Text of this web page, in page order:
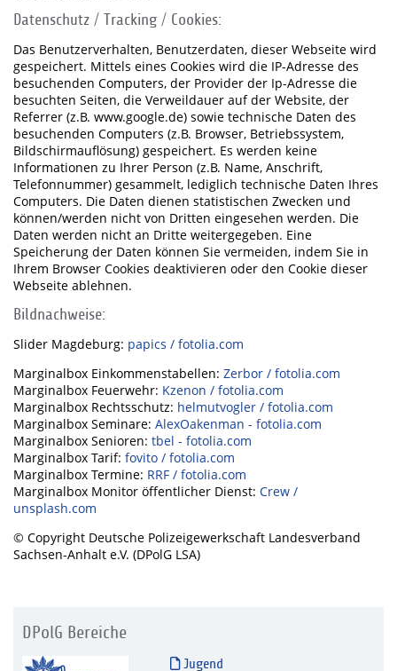
Datenschutz / Tracking / Cookies:
Das Benutzerverhalten, Benutzerdaten, dieser Webseite wird
gespeichert. Mittels eines Cookies wird die IP-Adresse des
besuchenden Computers, der Provider der Ip-Adresse die
besuchten Seiten, die Verweildauer auf der Website, der
Referrer (z.B. www.google.de) sowie technische Daten des
besuchenden Computers (z.B. Browser, Betriebssystem,
Bildschirmauflösung) gespeichert. Es werden keine
Informationen zu Ihrer Person (z.B. Name, Anschrift,
Telefonnummer) gesammelt, lediglich technische Daten Ihres
Computers. Die Daten dienen statistischen Zwecken und
können/werden nicht von Dritten eingesehen werden. Die
Daten werden nicht an Dritte weitergegeben. Eine
Speicherung der Daten können Sie vermeiden, indem Sie in
Ihrem Browser Cookies deaktivieren oder den Cookie dieser
Webseite ablehnen.
Bildnachweise:
Slider Magdeburg: papics / fotolia.com
Marginalbox Einkommenstabellen: Zerbor / fotolia.com
Marginalbox Feuerwehr: Kzenon / fotolia.com
Marginalbox Rechtsschutz: helmutvogler / fotolia.com
Marginalbox Seminare: AlexOakenman - fotolia.com
Marginalbox Senioren: tbel - fotolia.com
Marginalbox Tarif: fovito / fotolia.com
Marginalbox Termine: RRF / fotolia.com
Marginalbox Monitor öffentlicher Dienst: Crew /
unsplash.com
© Copyright Deutsche Polizeigewerkschaft Landesverband
Sachsen-Anhalt e.V. (DPolG LSA)
DPolG Bereiche
Jugend